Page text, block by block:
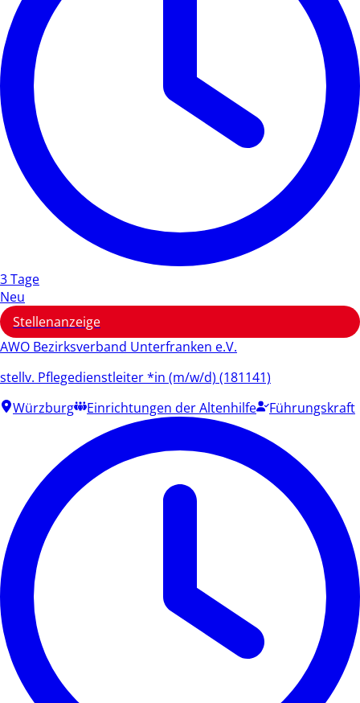
3 Tage
Neu
Stellenanzeige
AWO Bezirksverband Unterfranken e.V.
stellv. Pflegedienstleiter *in (m/w/d) (181141)
Würzburg
Einrichtungen der Altenhilfe Führungskraft